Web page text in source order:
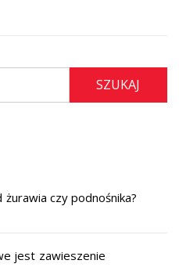
czy podnośnika?
jest zawieszenie